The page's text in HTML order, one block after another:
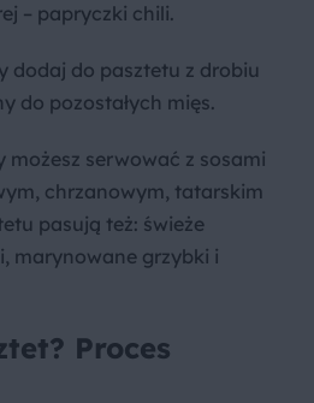
– papryczki chili.
dodaj do pasztetu z drobiu
do pozostałych mięs.
serwować z sosami
chrzanowym, tatarskim
pasują też: świeże
marynowane grzybki i
Proces